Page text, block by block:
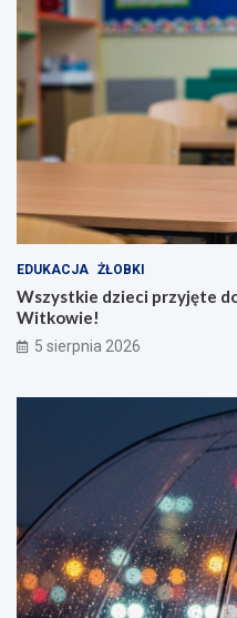
EDUKACJA ŻŁOBKI
Wszystkie dzieci przyjęte
Witkowie!
5 sierpnia 2026